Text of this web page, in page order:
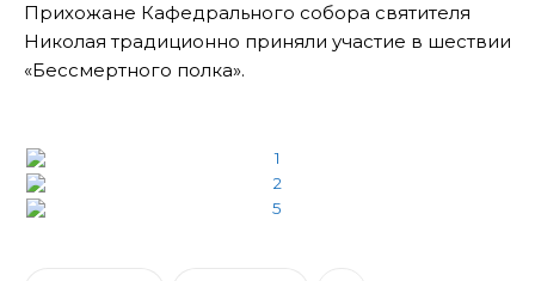
Прихожане Кафедрального собора святителя
Николая традиционно приняли участие в шествии
«Бессмертного полка».